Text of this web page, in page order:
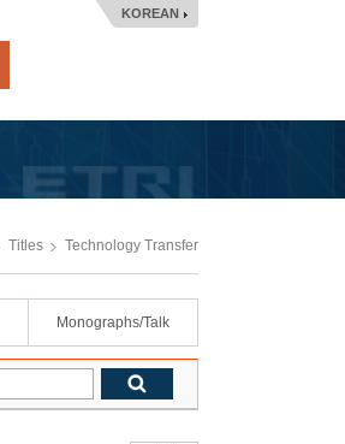
KOREAN
Titles Technology Transfer
Monographs/Talk